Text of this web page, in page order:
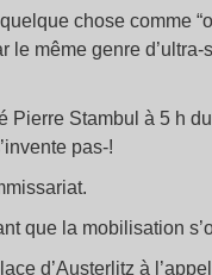
chose comme
le même genre
Pierre Stambul à 5 h
pas-!
que la mobilisation
d’Austerlitz à